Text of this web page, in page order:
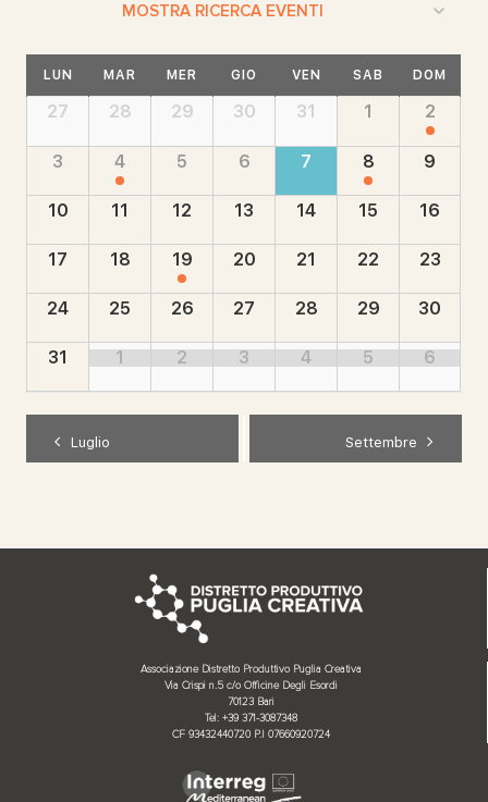
viste
Navigazione
MOSTRA RICERCA EVENTI
Calendario
di
Eventi
Calendario
Eventi
LUN MAR MER GIO VEN SAB DOM
27 28 29 30 31 1 2
3 4 5 6 7 8 9
10 11 12 13 14 15 16
17 18 19 20 21 22 23
24 25 26 27 28 29 30
31 1 2 3 4 5 6
Luglio Settembre
Associazione Distretto Produttivo Puglia Creativa
Via Crispi n.5 c/o Officine Degli Esordi
70123 Bari
Tel: +39 371-3087348
CF 93432440720 P.I 07660920724